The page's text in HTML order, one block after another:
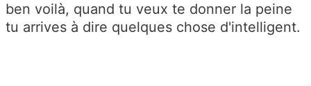
ben voilà, quand tu veux te donner la peine
tu arrives à dire quelques chose d'intelligent.